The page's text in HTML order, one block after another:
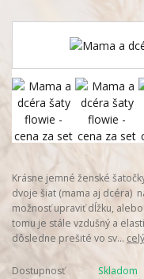
Krásne jemné ženské
dvoje šiat (mama aj dcéra)
možnosť upraviť dĺžku,
tomu je stále vzdušný a
dôsledne prešité vo sv...
Dostupnosť
Skladom